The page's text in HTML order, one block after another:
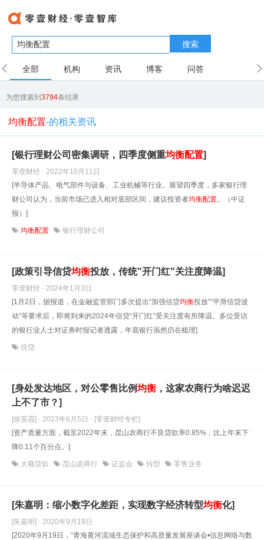
搜索
全部 机构 资讯 博客 问答
为您搜索到3794条结果
均衡配置-的相关资讯
[银行理财公司密集调研，四季度侧重均衡配置]
零壹财经 · 2022年10月11日
[半导体产品、电气部件与设备、工业机械等行业。展望四季度，多家银行理
财公司认为，当前市场已进入相对底部区间，建议投资者均衡配置。（中证
报）]
均衡配置 银行理财公司
[政策引导信贷均衡投放，传统"开门红"关注度降温]
零壹财经 · 2024年1月3日
[1月2日，据报道，在金融监管部门多次提出“加强信贷均衡投放”“平滑信贷波
动”等要求后，即将到来的2024年信贷“开门红”受关注度有所降温。多位受访
的银行业人士对证券时报记者透露，年底银行虽然仍在梳理]
信贷
[身处发达地区，对公零售比例均衡 ，这家农商行为啥迟迟
上不了市？]
[徐英霞] · 2023年6月5日 · [零壹财经专栏]
[资产质量方面，截至2022年末，昆山农商行不良贷款率0.85%，比上年末下
降0.11个百分点。]
大额贷款 昆山农商行 证监会 转型 零售业务
[朱嘉明：缩小数字化差距，实现数字经济转型均衡化]
[朱嘉明] · 2020年9月19日
[2020年9月19日，“青海黄河流域生态保护和高质量发展座谈会•信息网络与数